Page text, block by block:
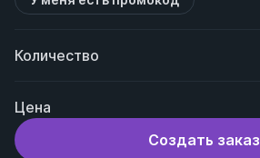
Количество
Цена
Создать заказ